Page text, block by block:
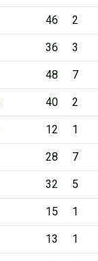
46 2
36 3
48 7
40 2
12 1
28 7
32 5
15 1
13 1